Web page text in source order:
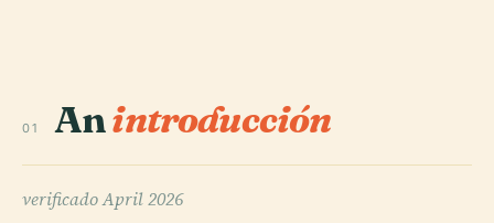
01 Anintroducción
verificadoApril 2026